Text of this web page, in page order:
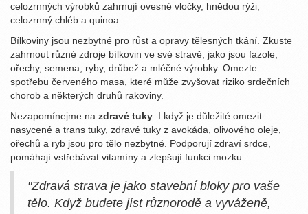
celozrnných výrobků zahrnují ovesné vločky, hnědou rýži,
celozrnný chléb a quinoa.
Bílkoviny jsou nezbytné pro růst a opravy tělesných tkání. Zkuste
zahrnout různé zdroje bílkovin ve své stravě, jako jsou fazole,
ořechy, semena, ryby, drůbež a mléčné výrobky. Omezte
spotřebu červeného masa, které může zvyšovat riziko srdečních
chorob a některých druhů rakoviny.
Nezapomínejme na zdravé tuky . I když je důležité omezit
nasycené a trans tuky, zdravé tuky z avokáda, olivového oleje,
ořechů a ryb jsou pro tělo nezbytné. Podporují zdraví srdce,
pomáhají vstřebávat vitamíny a zlepšují funkci mozku.
"Zdravá strava je jako stavební bloky pro vaše
tělo. Když budete jíst různorodě a vyváženě,